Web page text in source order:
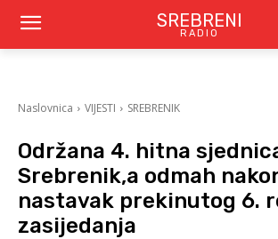
SREBRENI
RADIO
Naslovnica VIJESTI SREBRENIK
Održana 4. hitna
Srebrenik,a odmah
nastavak prekinutog 6.
zasijedanja